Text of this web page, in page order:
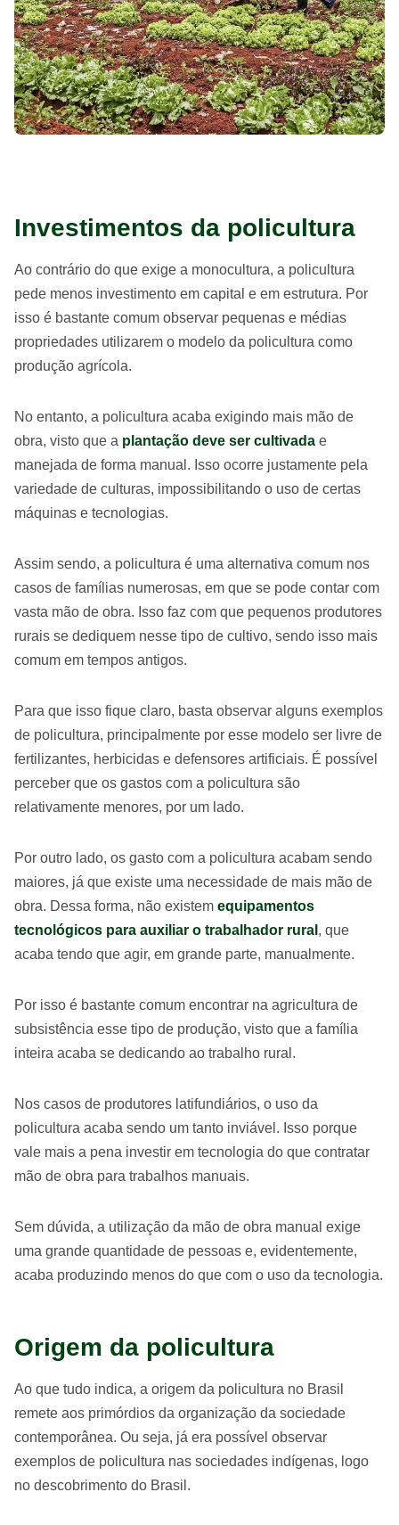
Investimentos da policultura
Ao contrário do que exige a monocultura, a policultura
pede menos investimento em capital e em estrutura. Por
isso é bastante comum observar pequenas e médias
propriedades utilizarem o modelo da policultura como
produção agrícola.
No entanto, a policultura acaba exigindo mais mão de
obra, visto que a plantação deve ser cultivada e
manejada de forma manual. Isso ocorre justamente pela
variedade de culturas, impossibilitando o uso de certas
máquinas e tecnologias.
Assim sendo, a policultura é uma alternativa comum nos
casos de famílias numerosas, em que se pode contar com
vasta mão de obra. Isso faz com que pequenos produtores
rurais se dediquem nesse tipo de cultivo, sendo isso mais
comum em tempos antigos.
Para que isso fique claro, basta observar alguns exemplos
de policultura, principalmente por esse modelo ser livre de
fertilizantes, herbicidas e defensores artificiais. É possível
perceber que os gastos com a policultura são
relativamente menores, por um lado.
Por outro lado, os gasto com a policultura acabam sendo
maiores, já que existe uma necessidade de mais mão de
obra. Dessa forma, não existem equipamentos
tecnológicos para auxiliar o trabalhador rural , que
acaba tendo que agir, em grande parte, manualmente.
Por isso é bastante comum encontrar na agricultura de
subsistência esse tipo de produção, visto que a família
inteira acaba se dedicando ao trabalho rural.
Nos casos de produtores latifundiários, o uso da
policultura acaba sendo um tanto inviável. Isso porque
vale mais a pena investir em tecnologia do que contratar
mão de obra para trabalhos manuais.
Sem dúvida, a utilização da mão de obra manual exige
uma grande quantidade de pessoas e, evidentemente,
acaba produzindo menos do que com o uso da tecnologia.
Origem da policultura
Ao que tudo indica, a origem da policultura no Brasil
remete aos primórdios da organização da sociedade
contemporânea. Ou seja, já era possível observar
exemplos de policultura nas sociedades indígenas, logo
no descobrimento do Brasil.